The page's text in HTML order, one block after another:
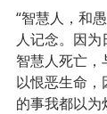
“智慧人，和
人记念。因
智慧人死亡
以恨恶生命
的事我都以